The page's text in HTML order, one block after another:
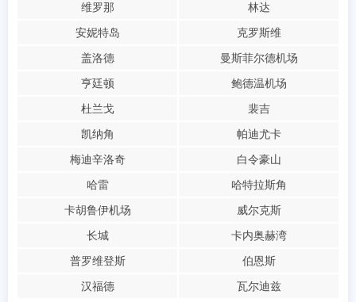
维罗那
林达
安妮特岛
克罗斯维
盖洛德
曼斯菲尔德机场
亨廷顿
鲍德温机场
杜兰戈
裴吉
凯纳角
帕迪尤卡
梅迪辛洛奇
白令豪山
哈雷
哈特拉斯角
卡胡鲁伊机场
威尔克斯
长城
卡内奥赫湾
普罗维登斯
伯恩斯
汉福德
瓦尔迪兹